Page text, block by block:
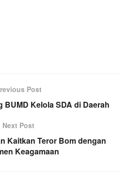
Post
BUMD Kelola SDA di Daerah
Next Post
Kaitkan Teror Bom dengan
Keagamaan